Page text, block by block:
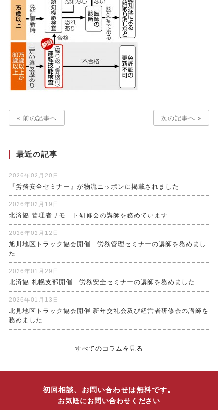
« 前の記事へ 次の記事へ »
最近の記事
2026年02月20日
『労務安全セミナー』が物流ニッポンに掲載されました
2026年02月19日
北済協 管理者リモート研修会の講師を務めています
2026年02月12日
旭川地区トラック協会開催 労務管理セミナーの講師を務めまし
た
2026年01月29日
北済協 札幌支部開催 労務安全セミナーの講師を務めました
2026年01月13日
北見地区トラック協会開催 新年交礼会及び経営者研修会の講師を
務めました
すべてのコラムを見る
初回相談、お問い合わせは無料です。
お気軽にお問い合わせください